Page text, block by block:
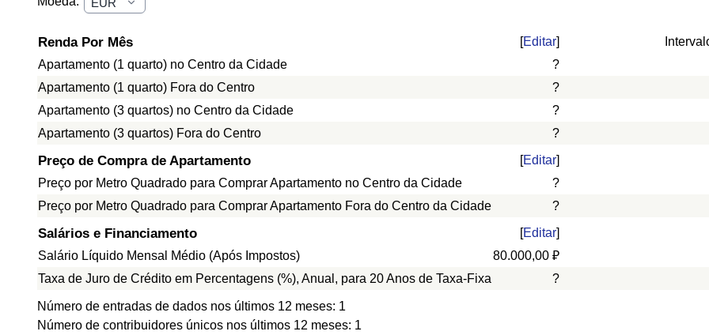
Renda Por Mês [Editar]
Apartamento (1 quarto) no Centro da Cidade
?
Apartamento (1 quarto) Fora do Centro
?
Apartamento (3 quartos) no Centro da Cidade
?
Apartamento (3 quartos) Fora do Centro
?
Preço de Compra de Apartamento [Editar]
Preço por Metro Quadrado para Comprar Apartamento no Centro da Cidade
?
Preço por Metro Quadrado para Comprar Apartamento Fora do Centro da Cidade
?
Salários e Financiamento [Editar]
Salário Líquido Mensal Médio (Após Impostos)
80.000,00 ₽
Taxa de Juro de Crédito em Percentagens (%), Anual, para 20 Anos de Taxa-Fixa
?
Número de entradas de dados nos últimos 12 meses: 1
Número de contribuidores únicos nos últimos 12 meses: 1